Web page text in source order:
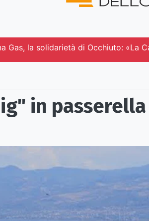
Gas, la solidarietà di Occhiuto: «La
in